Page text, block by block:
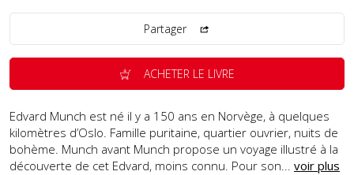
Partager
ACHETER LE LIVRE
Edvard Munch est né il y a 150 ans en Norvège, à quelques
kilomètres d’Oslo. Famille puritaine, quartier ouvrier, nuits de
bohème. Munch avant Munch propose un voyage illustré à la
découverte de cet Edvard, moins connu. Pour son... voir plus